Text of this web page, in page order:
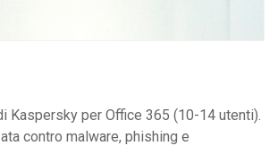
Kaspersky per Office 365 (10-14 utenti).
contro malware, phishing e